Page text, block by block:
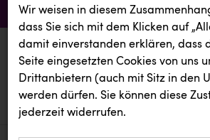
aktuelle aussendungen
aktuelle aussendungen
Wir weisen in diesem
dass Sie sich mit dem Klicken auf
damit ein­ver­standen erklären, dass
Seite eingesetzten Cookies von uns
Drittanbietern (auch mit Sitz in den
werden dürfen. Sie können diese
jederzeit widerrufen.